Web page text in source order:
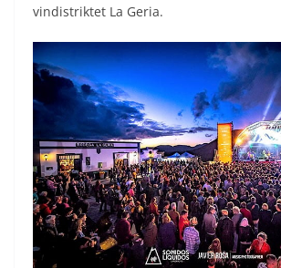
vindistriktet La Geria.